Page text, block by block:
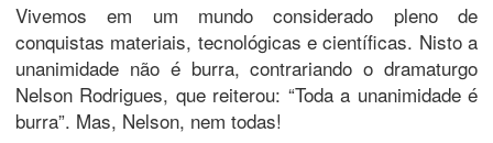
Vivemos em um mundo considerado pleno de
conquistas materiais, tecnológicas e científicas. Nisto a
unanimidade não é burra, contrariando o dramaturgo
Nelson Rodrigues, que reiterou: “Toda a unanimidade é
burra”. Mas, Nelson, nem todas!